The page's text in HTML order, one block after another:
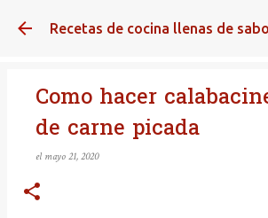
Ir al contenido
Recetas de cocina llenas de
Como hacer
de carne picada
el mayo 21, 2020